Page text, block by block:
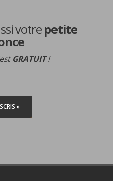
votrepetite
GRATUIT!
»